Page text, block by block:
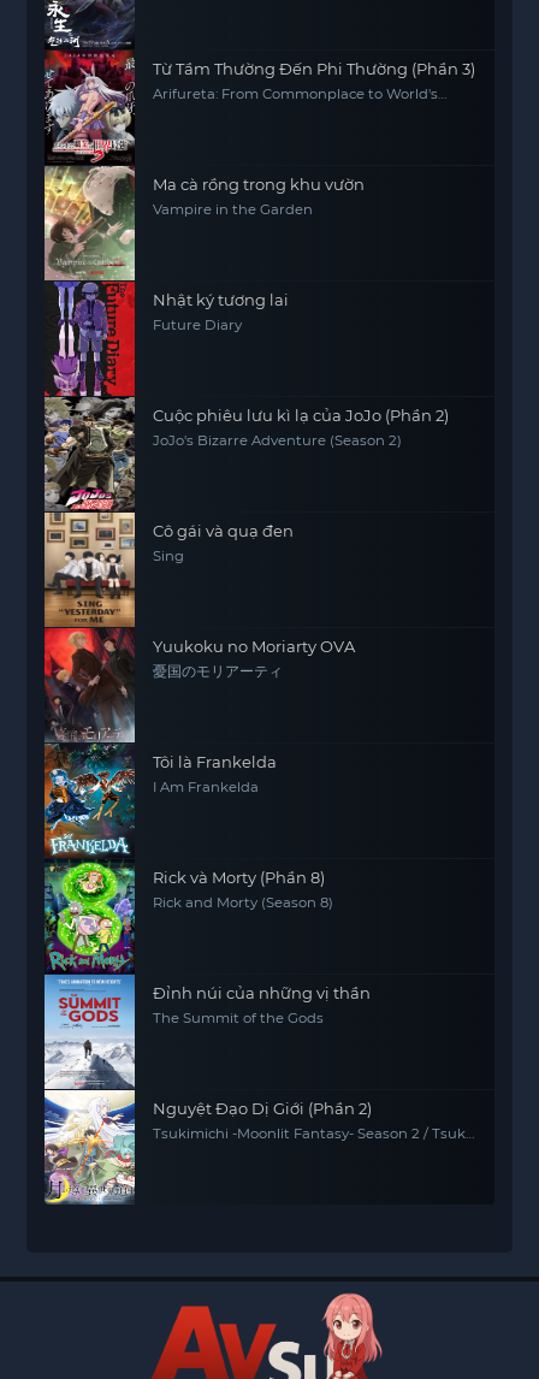
Từ Tầm Thường Đến Phi Thường (Phần 3)
Arifureta: From Commonplace to World's
Ma cà rồng trong khu vườn
Vampire in the Garden
Nhật ký tương lai
Future Diary
Cuộc phiêu lưu kì lạ của JoJo (Phần 2)
JoJo's Bizarre Adventure (Season 2)
Cô gái và quạ đen
Sing
Yuukoku no Moriarty OVA
憂国のモリアーティ
Tôi là Frankelda
I Am Frankelda
Rick và Morty (Phần 8)
Rick and Morty (Season 8)
Đỉnh núi của những vị thần
The Summit of the Gods
Nguyệt Đạo Dị Giới (Phần 2)
Tsukimichi -Moonlit Fantasy- Season 2 / Tsuki